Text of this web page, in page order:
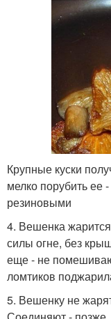
Крупные куски
мелко порубить ее
резиновыми
4. Вешенка
силы огне, без
еще - не
ломтиков
5. Вешенку не